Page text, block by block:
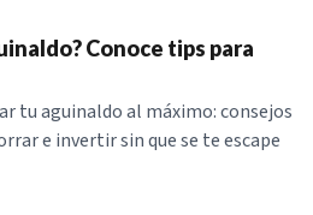
Conoce tips para
tu aguinaldo al máximo: consejos
e invertir sin que se te escape